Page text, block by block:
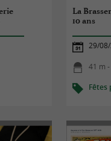
La
10 ans
29/
41 m
Fêtes